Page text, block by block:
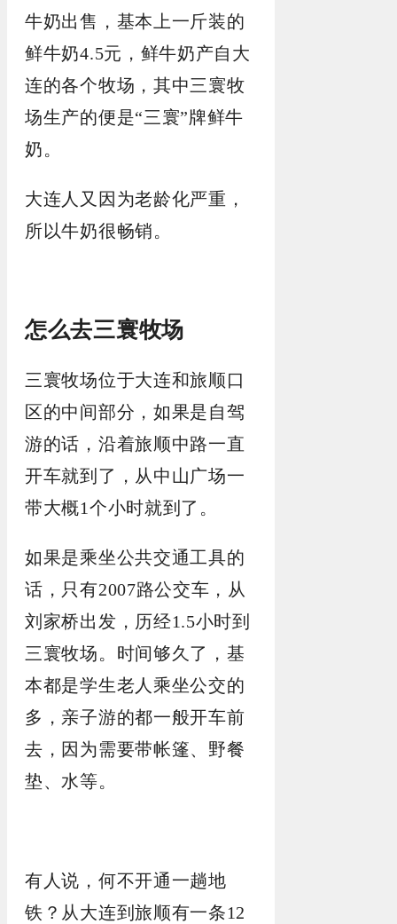
牛奶出售，基本上一斤装的
鲜牛奶4.5元，鲜牛奶产自大
连的各个牧场，其中三寰牧
场生产的便是“三寰”牌鲜牛
奶。
大连人又因为老龄化严重，
所以牛奶很畅销。
怎么去三寰牧场
三寰牧场位于大连和旅顺口
区的中间部分，如果是自驾
游的话，沿着旅顺中路一直
开车就到了，从中山广场一
带大概1个小时就到了。
如果是乘坐公共交通工具的
话，只有2007路公交车，从
刘家桥出发，历经1.5小时到
三寰牧场。时间够久了，基
本都是学生老人乘坐公交的
多，亲子游的都一般开车前
去，因为需要带帐篷、野餐
垫、水等。
有人说，何不开通一趟地
铁？从大连到旅顺有一条12